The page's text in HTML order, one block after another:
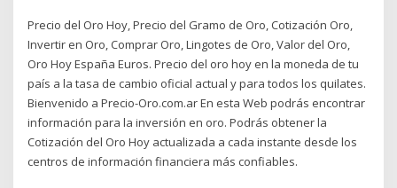
Precio del Oro Hoy, Precio del Gramo de Oro, Cotización Oro,
Invertir en Oro, Comprar Oro, Lingotes de Oro, Valor del Oro,
Oro Hoy España Euros. Precio del oro hoy en la moneda de tu
país a la tasa de cambio oficial actual y para todos los quilates.
Bienvenido a Precio-Oro.com.ar En esta Web podrás encontrar
información para la inversión en oro. Podrás obtener la
Cotización del Oro Hoy actualizada a cada instante desde los
centros de información financiera más confiables.